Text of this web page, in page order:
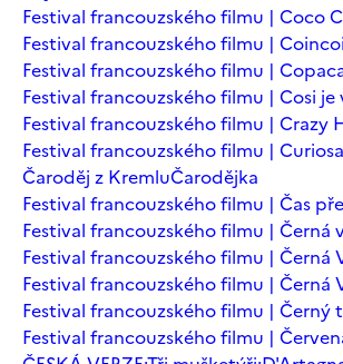
Festival francouzského filmu | Coco
Festival francouzského filmu |
Festival francouzského filmu |
Festival francouzského filmu | Cosi
Festival francouzského filmu | Crazy
Festival francouzského filmu | Curiosa
Čaroděj z KremluČarodějka
Festival francouzského filmu | Čas
Festival francouzského filmu | Černá
Festival francouzského filmu | Černá
Festival francouzského filmu | Černá
Festival francouzského filmu | Černý
Festival francouzského filmu |